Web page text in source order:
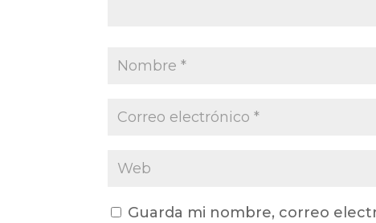
Guarda mi nombre, correo